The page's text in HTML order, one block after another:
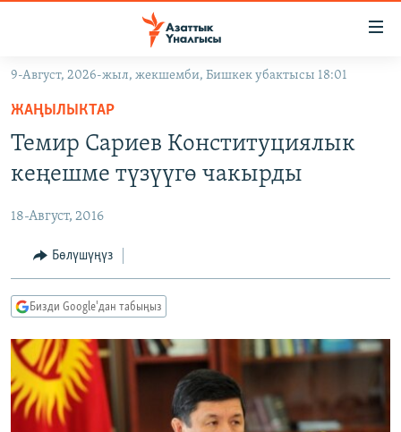
Навигацияга
өтүңүз
Издөөгө
салыңызКЫРГЫЗСТАН
ЭКОНОМИКА
МАДАНИЯТ
БОРБОР АЗИЯ
АТАЙЫН ИЛИКТӨӨ
ТВ ПРОГРАММАЛАР
ЭКСПЕРТТЕР ТАЛДАЙТ
БИЗ ЖАНА ДҮЙНӨ
ДАНИСТЕ
ЭЖЕ-СИҢДИЛЕР
ӨЗГӨЧӨ ПИКИР
Русский
ОНЛАЙН ШЕРИНЕ
9-Август, 2026-жыл, жекшемби, Бишкек убактысы 18:01
ЖАҢЫЛЫКТАР
Темир Сариев Конституциялык
кеңешме түзүүгө чакырды
18-Август, 2016
Бөлүшүңүз
Бизди Google'дан табыңыз